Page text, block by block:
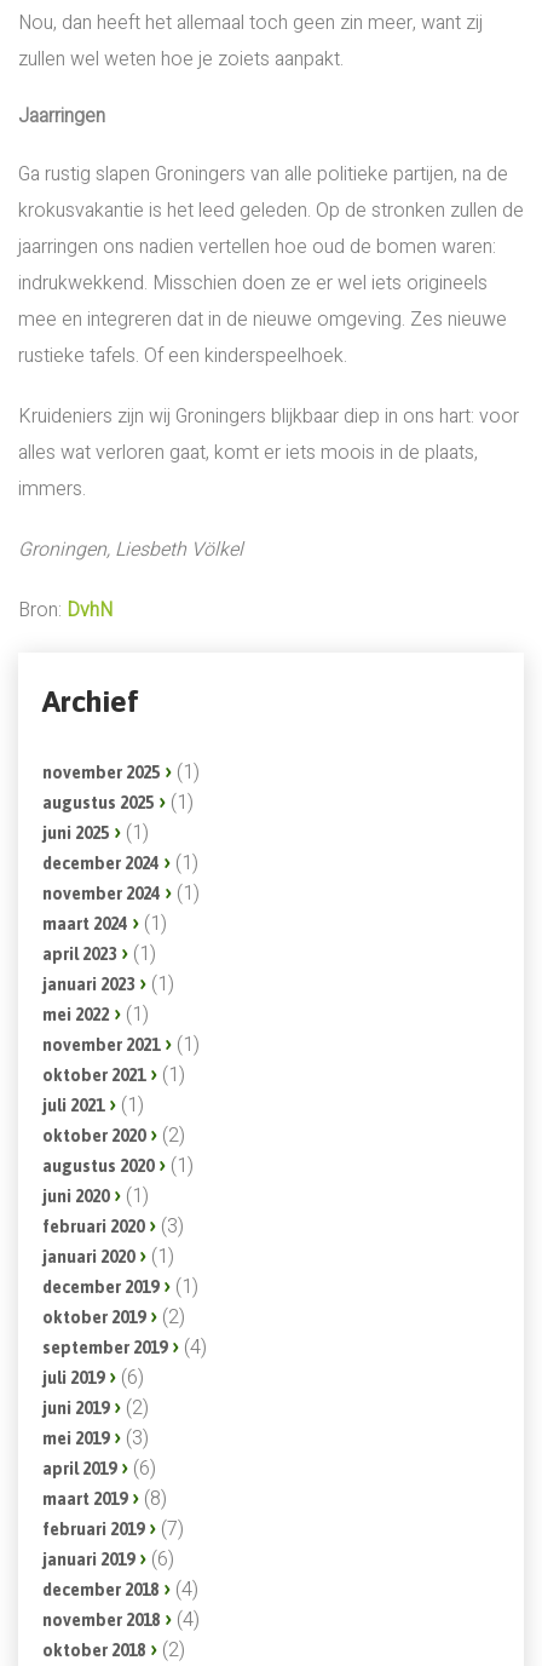
Nou, dan heeft het allemaal toch geen zin meer, want zij
zullen wel weten hoe je zoiets aanpakt.
Jaarringen
Ga rustig slapen Groningers van alle politieke partijen, na de
krokusvakantie is het leed geleden. Op de stronken zullen de
jaarringen ons nadien vertellen hoe oud de bomen waren:
indrukwekkend. Misschien doen ze er wel iets origineels
mee en integreren dat in de nieuwe omgeving. Zes nieuwe
rustieke tafels. Of een kinderspeelhoek.
Kruideniers zijn wij Groningers blijkbaar diep in ons hart: voor
alles wat verloren gaat, komt er iets moois in de plaats,
immers.
Groningen, Liesbeth Völkel
Bron: DvhN
Archief
november 2025 (1)
augustus 2025 (1)
juni 2025 (1)
december 2024 (1)
november 2024 (1)
maart 2024 (1)
april 2023 (1)
januari 2023 (1)
mei 2022 (1)
november 2021 (1)
oktober 2021 (1)
juli 2021 (1)
oktober 2020 (2)
augustus 2020 (1)
juni 2020 (1)
februari 2020 (3)
januari 2020 (1)
december 2019 (1)
oktober 2019 (2)
september 2019 (4)
juli 2019 (6)
juni 2019 (2)
mei 2019 (3)
april 2019 (6)
maart 2019 (8)
februari 2019 (7)
januari 2019 (6)
december 2018 (4)
november 2018 (4)
oktober 2018 (2)